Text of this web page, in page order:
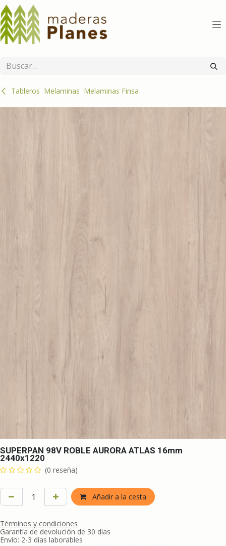
Ir al contenido
Tableros Melaminas Melaminas Finsa
SUPERPAN 98V ROBLE AURORA ATLAS 16mm
2440x1220
(0 reseña)
Añadir a la cesta
Términos y condiciones
Garantía de devolución de 30 días
Envío: 2-3 días laborables